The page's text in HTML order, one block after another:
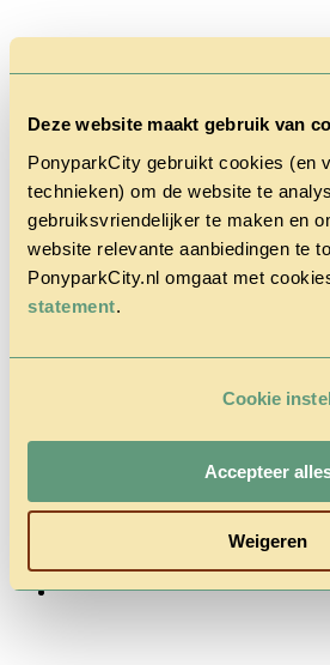
Deze website maakt gebruik van
PonyparkCity gebruikt cookies (en
technieken) om de website te
gebruiksvriendelijker te maken en
website relevante aanbiedingen te
PonyparkCity.nl omgaat met
statement.
Cookie
Accepteer
Weigeren
Accueil
Le Parc
House
& Contact